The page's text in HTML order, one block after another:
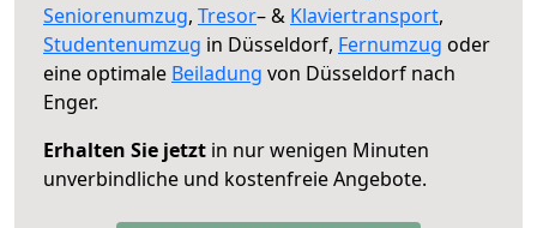
Seniorenumzug, Tresor– & Klaviertransport,
Studentenumzug in Düsseldorf, Fernumzug oder
eine optimale Beiladung von Düsseldorf nach
Enger.
Erhalten Sie jetzt in nur wenigen Minuten
unverbindliche und kostenfreie Angebote.